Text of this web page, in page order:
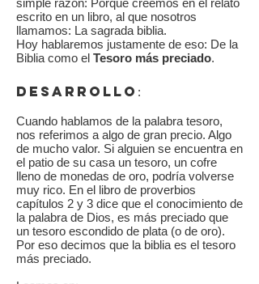
simple razón: Porque creemos en el relato
escrito en un libro, al que nosotros
llamamos: La sagrada biblia.
Hoy hablaremos justamente de eso: De la
Biblia como el Tesoro más preciado.
DESARROLLO :
Cuando hablamos de la palabra tesoro,
nos referimos a algo de gran precio. Algo
de mucho valor. Si alguien se encuentra en
el patio de su casa un tesoro, un cofre
lleno de monedas de oro, podría volverse
muy rico. En el libro de proverbios
capítulos 2 y 3 dice que el conocimiento de
la palabra de Dios, es más preciado que
un tesoro escondido de plata (o de oro).
Por eso decimos que la biblia es el tesoro
más preciado.